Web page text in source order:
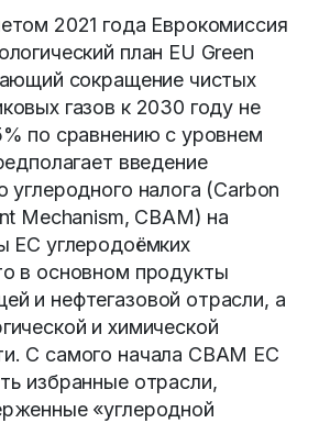
2021 года Еврокомиссия
план EU Green
сокращение чистых
газов к 2030 году не
по сравнению с уровнем
введение
углеродного налога (Carbon
Mechanism, CBAM) на
ЕС углеродоёмких
в основном продукты
и нефтегазовой отрасли, а
и химической
С самого начала CBAM ЕС
избранные отрасли,
«углеродной